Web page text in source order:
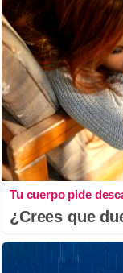
Tu cuerpo pide
¿Crees que